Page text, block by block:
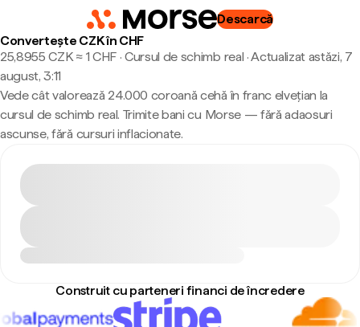
Descarcă
Convertește CZK în CHF
25,8955 CZK ≈ 1 CHF · Cursul de schimb real ·Actualizat astăzi, 7
august, 3:11
Vede cât valorează 24.000 coroană cehă în franc elvețian la
cursul de schimb real. Trimite bani cu Morse — fără adaosuri
ascunse, fără cursuri inflacionate.
Construit cu parteneri financi de încredere